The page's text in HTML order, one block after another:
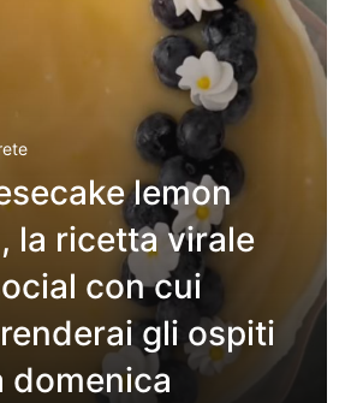
lemon
la ricetta virale
con cui
gli ospiti
domenica